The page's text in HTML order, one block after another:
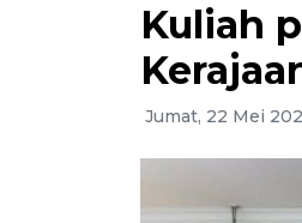
Kuliah
Jumat, 22 Mei